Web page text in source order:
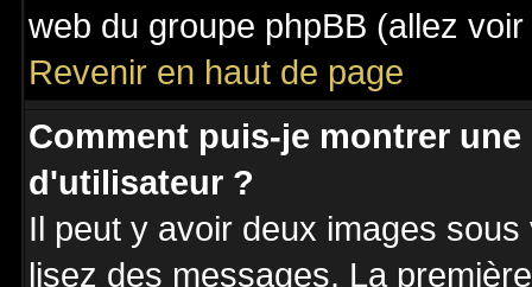
web du groupe phpBB (allez
Revenir en haut de page
Comment puis-je montrer
d'utilisateur ?
Il peut y avoir deux images
lisez des messages. La